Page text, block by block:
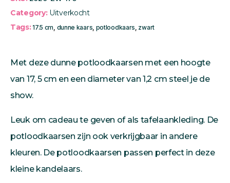
Category: Uitverkocht
Tags:17.5 cm, dunne kaars, potloodkaars, zwart
Met deze dunne potloodkaarsen met een hoogte
van 17, 5 cm en een diameter van 1,2 cm steel je de
show.
Leuk om cadeau te geven of als tafelaankleding. De
potloodkaarsen zijn ook verkrijgbaar in andere
kleuren. De potloodkaarsen passen perfect in deze
kleine kandelaars.